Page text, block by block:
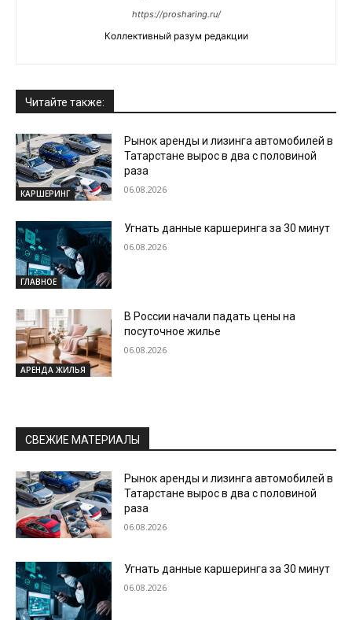
https://prosharing.ru/
Коллективный разум редакции
Читайте также:
КАРШЕРИНГ
Рынок аренды и лизинга автомобилей в
Татарстане вырос в два с половиной
раза
06.08.2026
ГЛАВНОЕ
Угнать данные каршеринга за 30 минут
06.08.2026
АРЕНДА ЖИЛЬЯ
В России начали падать цены на
посуточное жилье
06.08.2026
СВЕЖИЕ МАТЕРИАЛЫ
Рынок аренды и лизинга автомобилей в
Татарстане вырос в два с половиной
раза
06.08.2026
Угнать данные каршеринга за 30 минут
06.08.2026